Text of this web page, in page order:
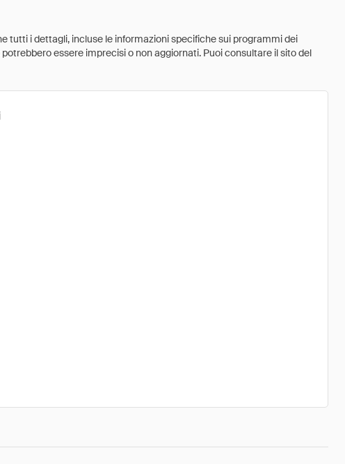
tutti i dettagli, incluse le informazioni specifiche sui programmi dei
essere imprecisi o non aggiornati. Puoi consultare il sito del